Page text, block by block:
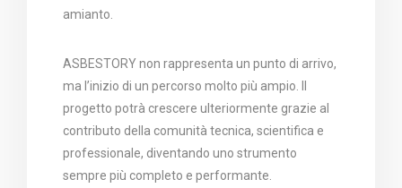
amianto.
ASBESTORY non rappresenta un punto di arrivo,
ma l’inizio di un percorso molto più ampio. Il
progetto potrà crescere ulteriormente grazie al
contributo della comunità tecnica, scientifica e
professionale, diventando uno strumento
sempre più completo e performante.